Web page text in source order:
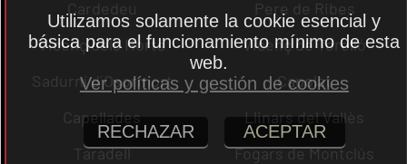
Cardedeu
Pere de Ribes
Vicenç dels Horts
Vicenç de Torelló
Sadurní d´Osormort
Capolat
Capellades
Llinars del Vallès
Taradell
Fogars de Montclús
Utilizamos solamente la cookie esencial y
básica para el funcionamiento mínimo de esta
web.
Ver políticas y gestión de cookies
RECHAZAR ACEPTAR